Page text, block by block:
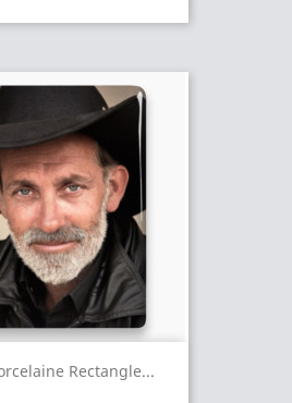
Rectangle...